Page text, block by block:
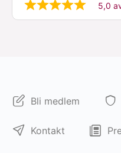
5,0
Bli medlem
Kontakt